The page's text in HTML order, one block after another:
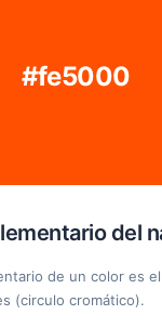
#fe5000
del
de un color es
(circulo cromático).